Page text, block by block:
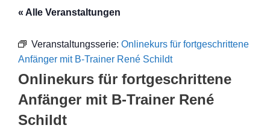
« Alle Veranstaltungen
Veranstaltungsserie: Onlinekurs für fortgeschrittene
Anfänger mit B-Trainer René Schildt
Onlinekurs für fortgeschrittene
Anfänger mit B-Trainer René
Schildt